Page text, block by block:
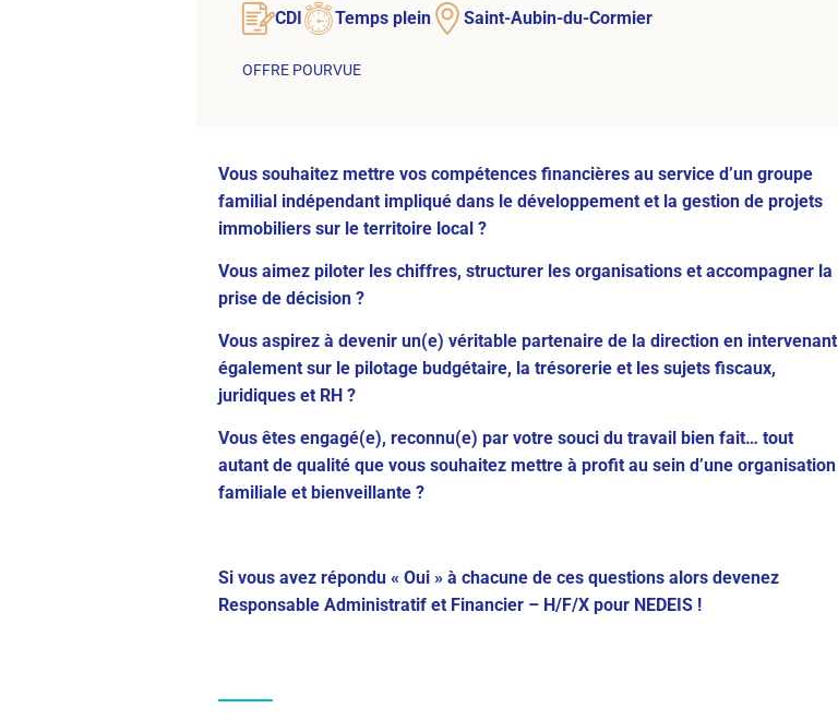
CDI Temps plein Saint-Aubin-du-Cormier
OFFRE POURVUE
Vous souhaitez mettre vos compétences financières au service d’un groupe
familial indépendant impliqué dans le développement et la gestion de projets
immobiliers sur le territoire local ?
Vous aimez piloter les chiffres, structurer les organisations et accompagner la
prise de décision ?
Vous aspirez à devenir un(e) véritable partenaire de la direction en intervenant
également sur le pilotage budgétaire, la trésorerie et les sujets fiscaux,
juridiques et RH ?
Vous êtes engagé(e), reconnu(e) par votre souci du travail bien fait… tout
autant de qualité que vous souhaitez mettre à profit au sein d’une organisation
familiale et bienveillante ?
Si vous avez répondu « Oui » à chacune de ces questions alors devenez
Responsable Administratif et Financier – H/F/X pour NEDEIS !